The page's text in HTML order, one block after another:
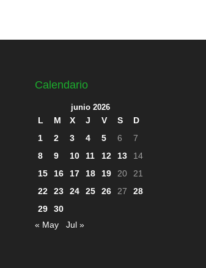
Calendario
junio 2026
L M X J V S
D
1
2 3 4 5 6
7
8
9 10 11 12 13
14
15
16 17 18 19 20
21
22
23 24 25 26 27
28
29
30
« May
Jul »